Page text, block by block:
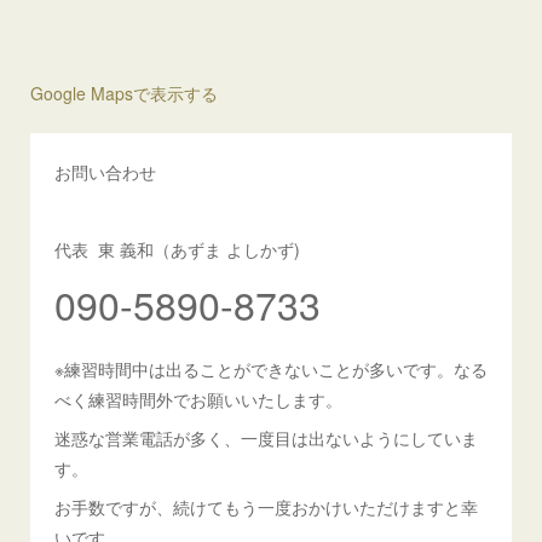
Google Mapsで表示する
お問い合わせ
代表 東 義和（あずま よしかず)
090-5890-8733
※練習時間中は出ることができないことが多いです。なる
べく練習時間外でお願いいたします。
迷惑な営業電話が多く、一度目は出ないようにしていま
す。
お手数ですが、続けてもう一度おかけいただけますと幸